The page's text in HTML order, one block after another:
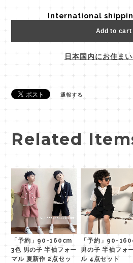
International
Add to cart
日本国内にお住ま
通報する
Related
「予約」90-160cm
3色 男の子 半袖フォー
マル 夏新作 2点セッ
「予約」90-
男の子 半袖フォ
ル 4点セット